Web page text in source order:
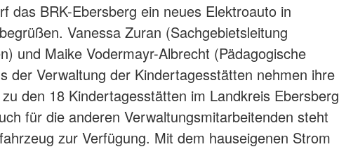
das BRK-Ebersberg ein neues Elektroauto in
Vanessa Zuran (Sachgebietsleitung
und Maike Vodermayr-Albrecht (Pädagogische
der Verwaltung der Kindertagesstätten nehmen ihre
den 18 Kindertagesstätten im Landkreis Ebersberg
für die anderen Verwaltungsmitarbeitenden steht
zur Verfügung. Mit dem hauseigenen Strom